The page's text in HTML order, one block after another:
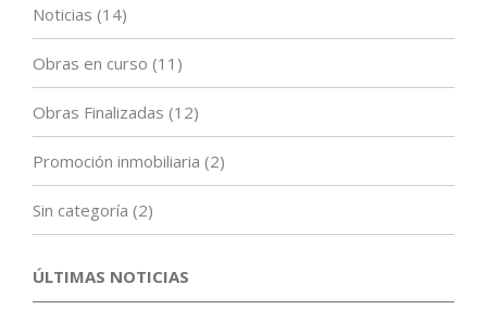
Noticias (14)
Obras en curso (11)
Obras Finalizadas (12)
Promoción inmobiliaria (2)
Sin categoría (2)
ÚLTIMAS NOTICIAS